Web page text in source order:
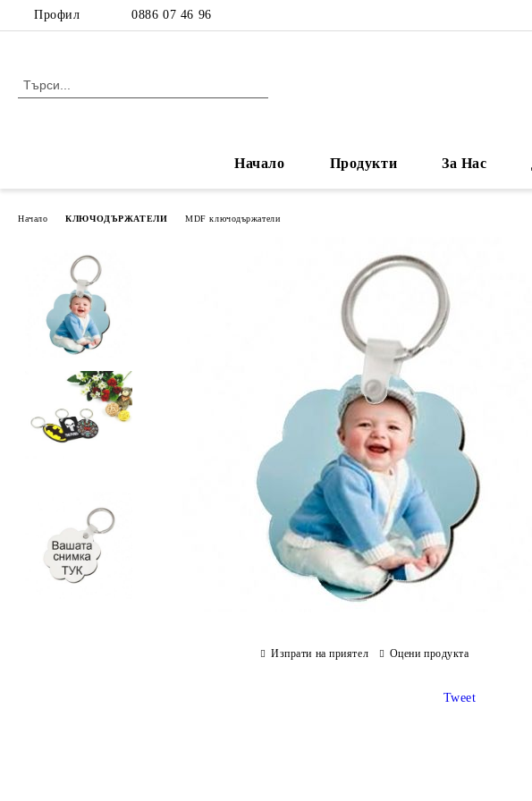
Профил 0886 07 46 96
Начало Продукти За Нас
Начало КЛЮЧОДЪРЖАТЕЛИ MDF ключодържатели
Изпрати на приятел Оцени продукта
Tweet